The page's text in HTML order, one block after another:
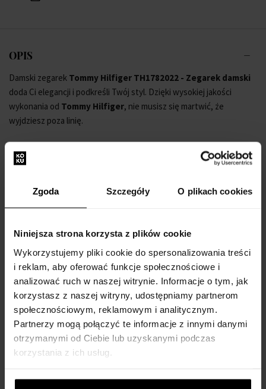
Zgoda Szczegóły O plikach cookies
Niniejsza strona korzysta z plików cookie
Wykorzystujemy pliki cookie do spersonalizowania treści
i reklam, aby oferować funkcje społecznościowe i
analizować ruch w naszej witrynie. Informacje o tym, jak
korzystasz z naszej witryny, udostępniamy partnerom
społecznościowym, reklamowym i analitycznym.
Partnerzy mogą połączyć te informacje z innymi danymi
otrzymanymi od Ciebie lub uzyskanymi podczas
korzystania z ich usług.
OPIS
Damski zegarek Tommy Hilfiger TH1782022 - Zegarek damski
doda Ci elegancji i podkreśli Twój styl. Dzięki wysokiej jakości
wykonania od Tommy Hilfiger, nie musisz się martwić, że
wyjdziesz poza linię.
Gwarantujemy 100% oryginalny towar i darmową wymianę baterii w
ciągu 6 miesięcy. W pełni popieramy produkty z naszej oferty.
Nie czekaj więc i wzmocnij swój styl dzięki zegarkowi na rękę
Tommy Hilfiger TH1782022 - Zegarek damski
Charakterystyka:
Marka: TOMMY HILFIGER
Wyświetlanie czasu: analogowe
Styl: elegancki
Twarz. okrągły
Materiał paska: skóra
Wodoodporność: 30 m
Gwarancja: 24 miesiące
Materiał szklany: mineralny
Napęd: akumulator - kwarc
Determinacja. kobiety
Kolor tarczy. różowy